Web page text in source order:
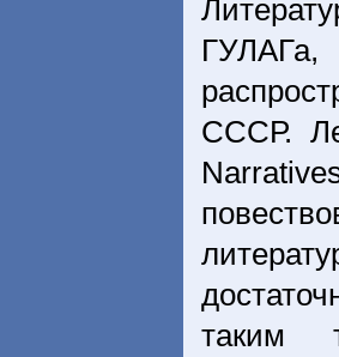
ГУЛАГа,
СССР.
таким